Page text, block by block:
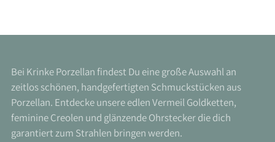
Bei Krinke Porzellan findest Du eine große Auswahl an
zeitlos schönen, handgefertigten Schmuckstücken aus
Porzellan. Entdecke unsere edlen Vermeil Goldketten,
feminine Creolen und glänzende Ohrstecker die dich
garantiert zum Strahlen bringen werden.